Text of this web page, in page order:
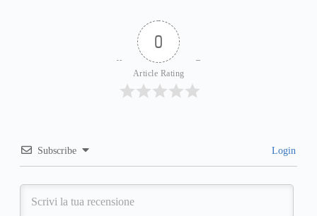
0
Article Rating
Subscribe Login